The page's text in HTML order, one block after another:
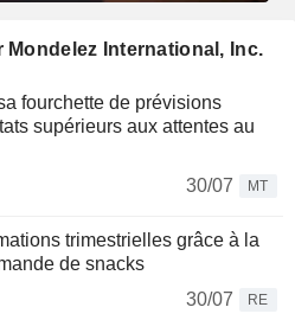
Mondelez International, Inc.
fourchette de prévisions
supérieurs aux attentes au
30/07
MT
trimestrielles grâce à la
de snacks
30/07
RE